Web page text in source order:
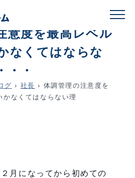
意度を最高レベル
なくてはならな
・・
グ › 社長 › 体調管理の注意度を
なくてはならない理
月になってから初めての